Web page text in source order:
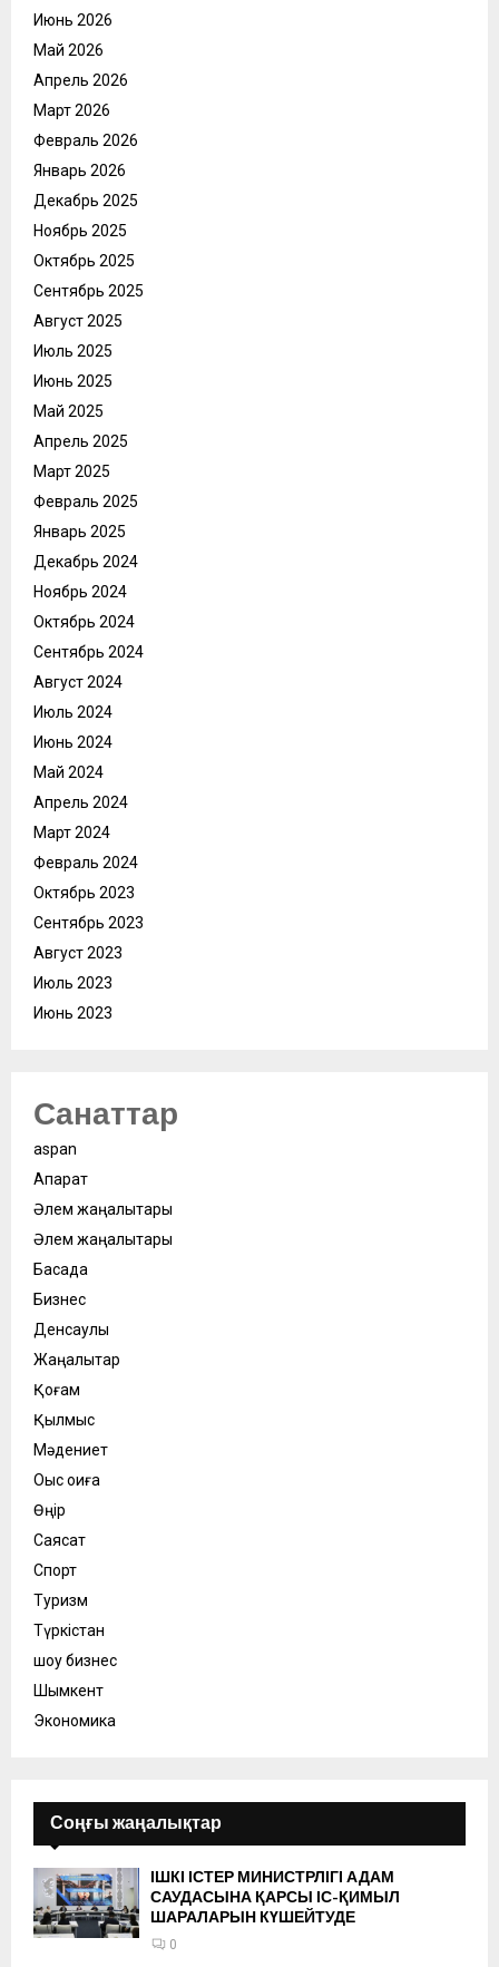
Июнь 2026
Май 2026
Апрель 2026
Март 2026
Февраль 2026
Январь 2026
Декабрь 2025
Ноябрь 2025
Октябрь 2025
Сентябрь 2025
Август 2025
Июль 2025
Июнь 2025
Май 2025
Апрель 2025
Март 2025
Февраль 2025
Январь 2025
Декабрь 2024
Ноябрь 2024
Октябрь 2024
Сентябрь 2024
Август 2024
Июль 2024
Июнь 2024
Май 2024
Апрель 2024
Март 2024
Февраль 2024
Октябрь 2023
Сентябрь 2023
Август 2023
Июль 2023
Июнь 2023
Санаттар
aspan
Ақпарат
Әлем жаңалықтары
Әлем жаңалықтары
Басқада
Бизнес
Денсаулық
Жаңалықтар
Қоғам
Қылмыс
Мәдениет
Оқыс оқиға
Өңір
Саясат
Спорт
Туризм
Түркістан
шоу бизнес
Шымкент
Экономика
Соңғы жаңалықтар
ІШКІ ІСТЕР МИНИСТРЛІГІ АДАМ
САУДАСЫНА ҚАРСЫ ІС-ҚИМЫЛ
ШАРАЛАРЫН КҮШЕЙТУДЕ
0